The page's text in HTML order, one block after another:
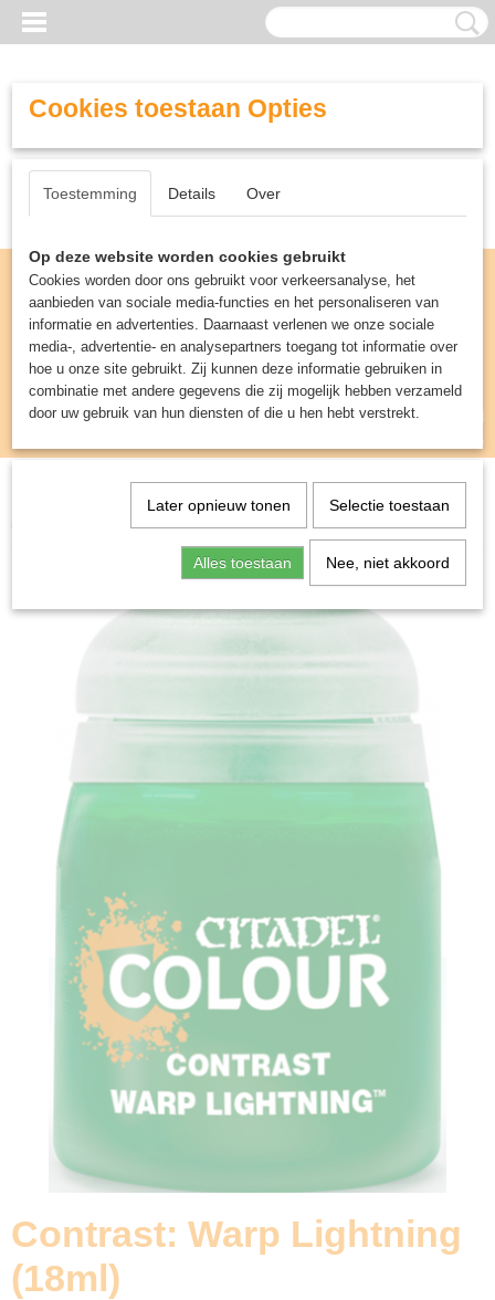
Inloggen Registreren
UW WINKELWAGEN
(0)
Miniature Gaming>Contrast: Warp Lightning
Contrast: Warp Lightning
(18ml)
Cookies toestaan Opties
Toestemming Details Over
Op deze website worden cookies gebruikt
Cookies worden door ons gebruikt voor verkeersanalyse, het
aanbieden van sociale media-functies en het personaliseren van
informatie en advertenties. Daarnaast verlenen we onze sociale
media-, advertentie- en analysepartners toegang tot informatie over
hoe u onze site gebruikt. Zij kunnen deze informatie gebruiken in
combinatie met andere gegevens die zij mogelijk hebben verzameld
door uw gebruik van hun diensten of die u hen hebt verstrekt.
Later opnieuw tonen Selectie toestaan
Alles toestaan Nee, niet akkoord